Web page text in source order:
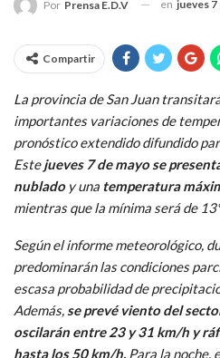
Por Prensa E.D.V en jueves 7
Compartir
La provincia de San Juan
importantes variaciones de
pronóstico extendido difundido
Estejueves 7 de mayo se
nubladoy una temperatura
mientras que la mínima será de
Según el informe meteorológico,
predominarán las condiciones
escasa probabilidad de
Además, se prevé viento del
oscilarán entre 23 y 31 km/h y
hasta los 50 km/h. Para la noche,